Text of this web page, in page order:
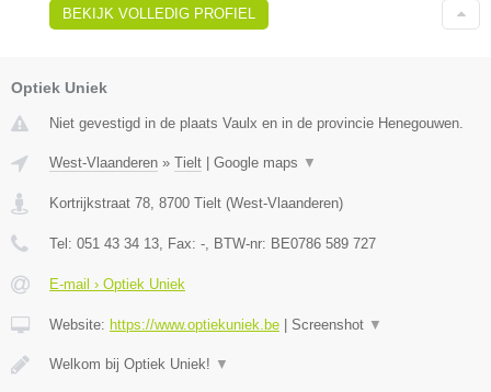
BEKIJK VOLLEDIG PROFIEL
Optiek Uniek
Niet gevestigd in de plaats Vaulx en in de provincie Henegouwen.
West-Vlaanderen » Tielt Google maps ▼
Kortrijkstraat 78 8700 Tielt (West-Vlaanderen)
Tel: 051 43 34 13 , Fax: - , BTW-nr: BE0786 589 727
E-mail › Optiek Uniek
Website: https://www.optiekuniek.be Screenshot ▼
Welkom bij Optiek Uniek! ▼